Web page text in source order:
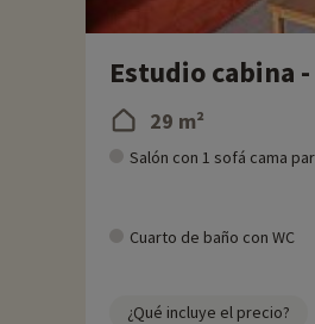
Estudio cabina
29 m²
Salón con 1 sofá cama
Cuarto de baño con WC
¿Qué incluye el precio?